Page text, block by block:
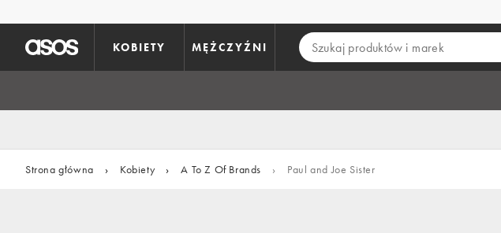
KOBIETY MĘŻCZYŹNI
Strona główna › Kobiety › A To Z Of Brands › Paul and Joe Sister